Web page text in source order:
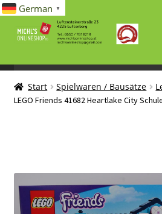
Navigation
Inhalt
SPIELWAREN/BAUSÄTZE
ELEKTRO
BRIEFMARKEN
Start Spielwaren / Bausätze
LEGO Friends 41682 Heartlake City
German ▼